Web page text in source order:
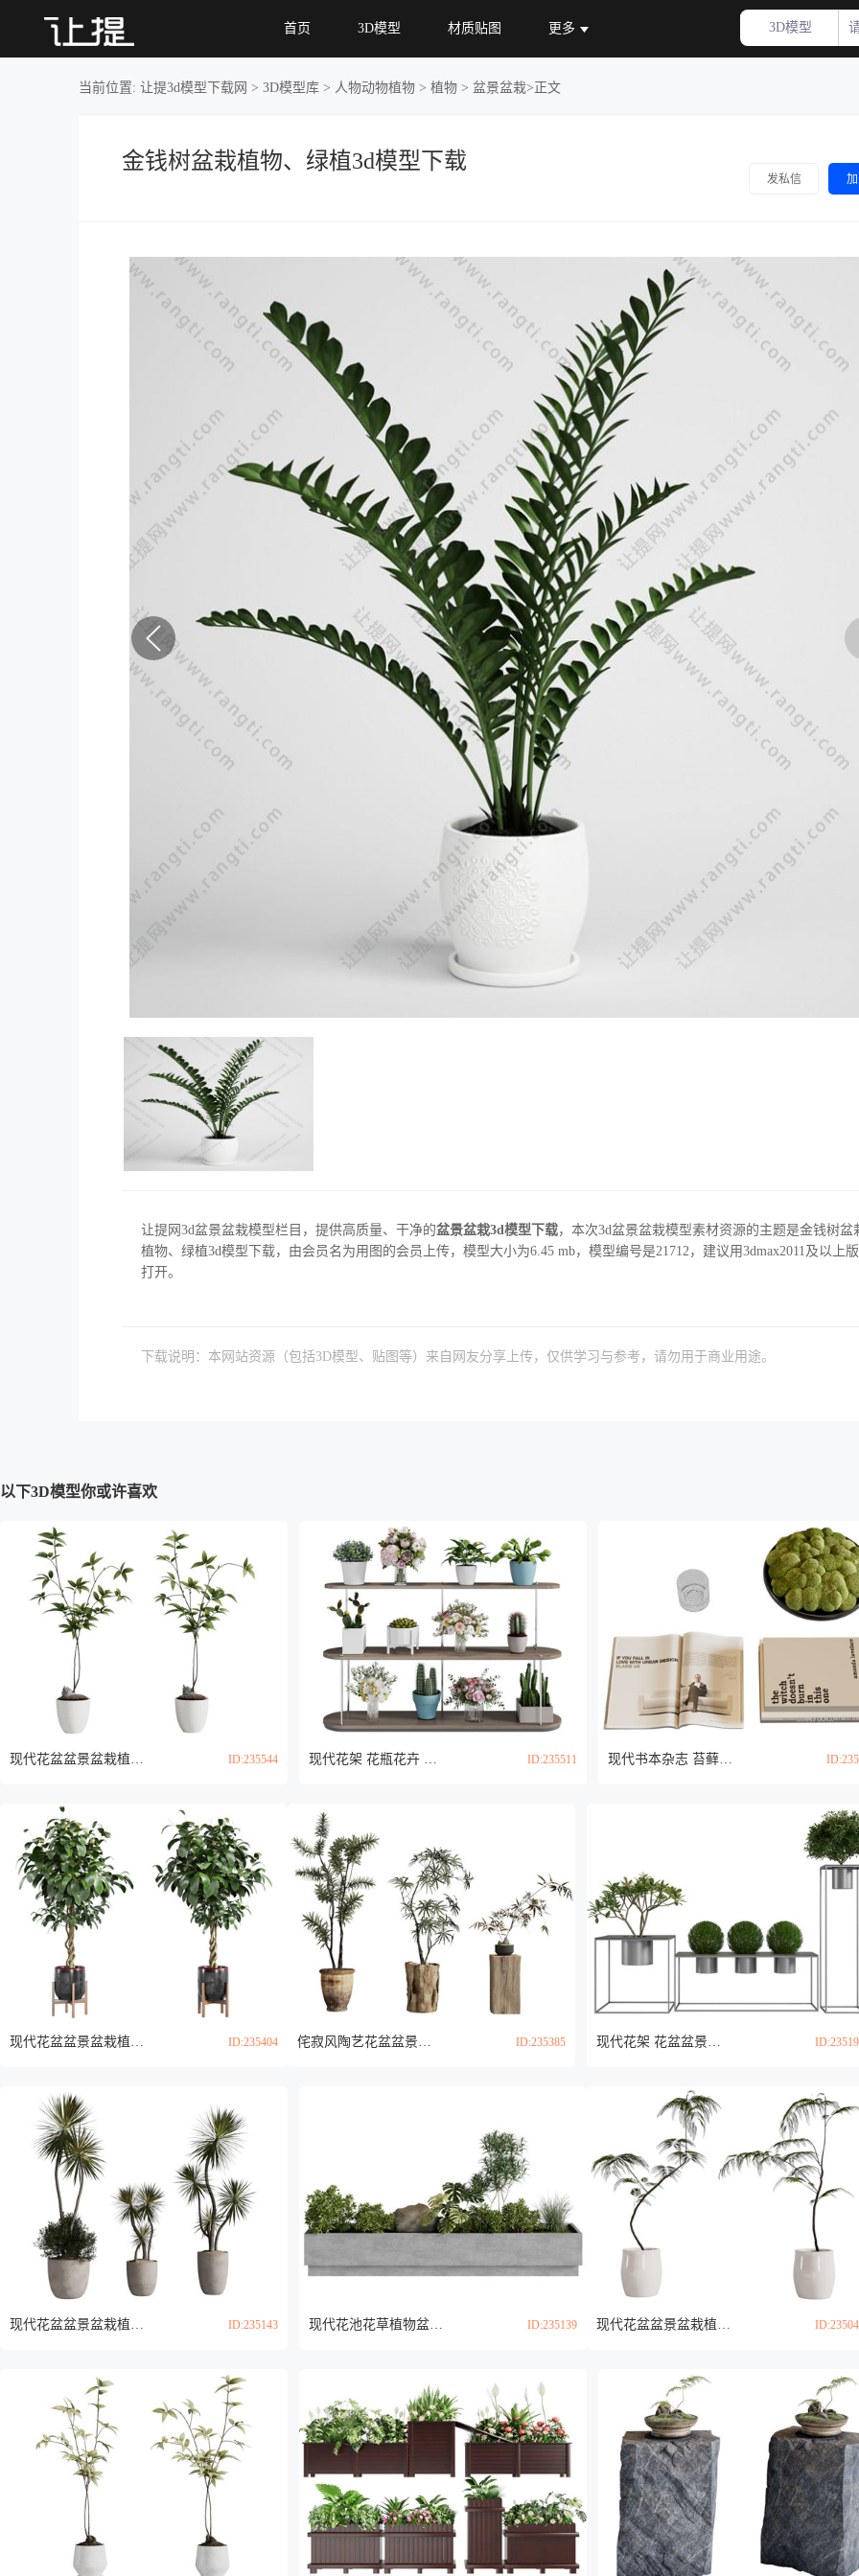
首页 3D模型 材质贴图 更多 3D模型
金钱树盆栽植
当前位置: 让提3d模型下载网 > 3D模型库 > 人物动物植物 > 植物 > 盆景盆栽>正文
金钱树盆栽植物、绿植3d模型下载
发私信
让提网3d盆景盆栽模型栏目，提供高质量、干净的盆景盆栽3d模型下载，本次3d盆景盆栽模型素材资源的主题是金钱树盆
植物、绿植3d模型下载，由会员名为用图的会员上传，模型大小为6.45 mb，模型编号是21712，建议用3dmax2011及以上
打开。
下载说明：本网站资源（包括3D模型、贴图等）来自网友分享上传，仅供学习与参考，请勿用于商业用途。
以下3D模型你或许喜欢
ID:235544 ID:235511
ID:235404 ID:235385
ID:235143 ID:235139